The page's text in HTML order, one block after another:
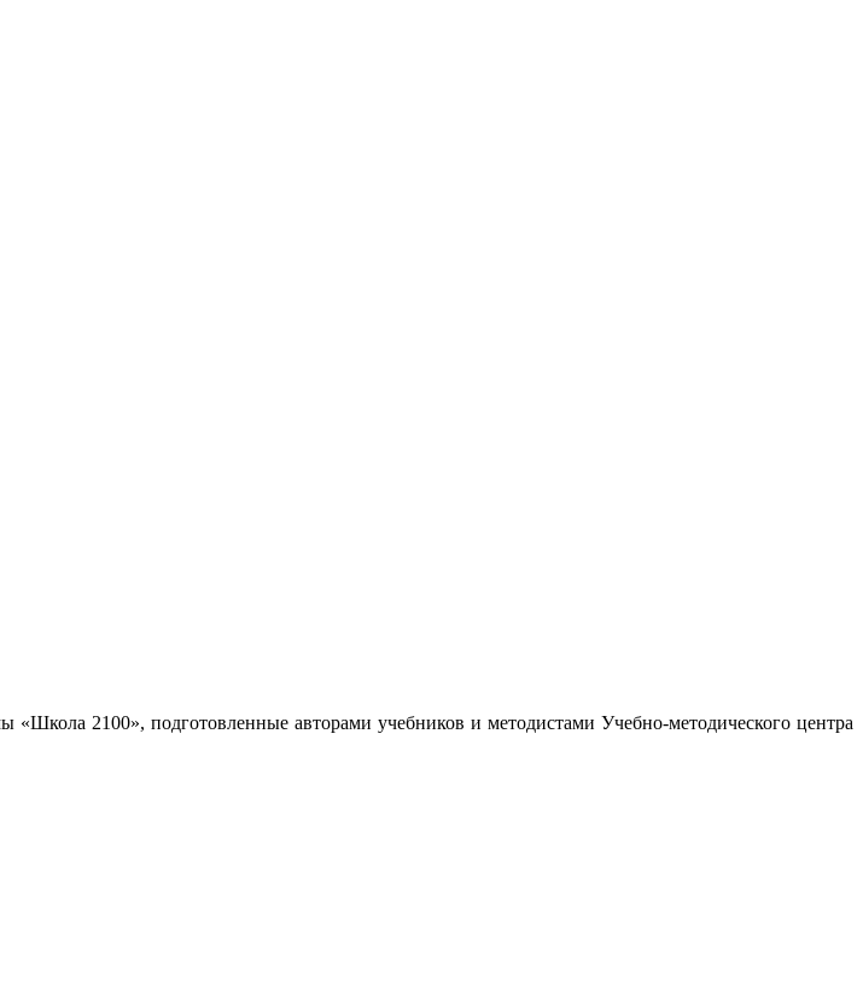
2100», подготовленные авторами учебников и методистами Учебно-методического центра